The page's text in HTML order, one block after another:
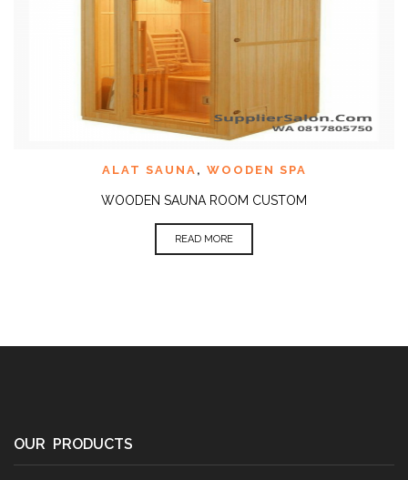
ALAT SAUNA , WOODEN SPA
WOODEN SAUNA ROOM CUSTOM
READ MORE
OUR PRODUCTS